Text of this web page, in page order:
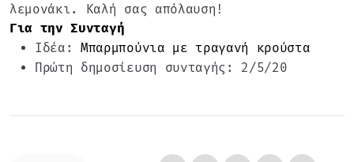
λεμονάκι. Καλή σας απόλαυση!
Για την Συνταγή
Ιδέα:Μπαρμπούνια με τραγανή κρούστα
Πρώτη δημοσίευση συνταγής: 2/5/20